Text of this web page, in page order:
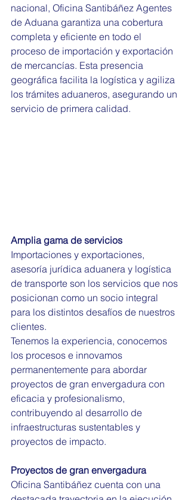
nacional, Oficina Santibáñez Agentes
de Aduana garantiza una cobertura
completa y eficiente en todo el
proceso de importación y exportación
de mercancías. Esta presencia
geográfica facilita la logística y agiliza
los trámites aduaneros, asegurando un
servicio de primera calidad.
Amplia gama de servicios
Importaciones y exportaciones,
asesoría jurídica aduanera y logística
de transporte son los servicios que nos
posicionan como un socio integral
para los distintos desafíos de nuestros
clientes.
Tenemos la experiencia, conocemos
los procesos e innovamos
permanentemente para abordar
proyectos de gran envergadura con
eficacia y profesionalismo,
contribuyendo al desarrollo de
infraestructuras sustentables y
proyectos de impacto.
Proyectos de gran envergadura
Oficina Santibáñez cuenta con una